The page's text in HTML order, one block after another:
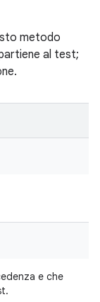
metodo
al test;
e che